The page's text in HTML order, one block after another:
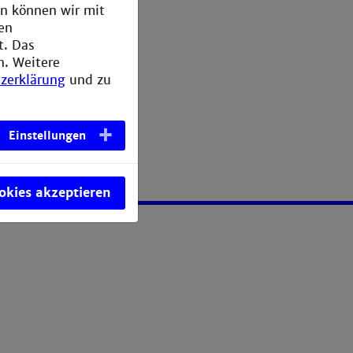
können wir mit
Das
Weitere
und zu
Einstellungen
akzeptieren